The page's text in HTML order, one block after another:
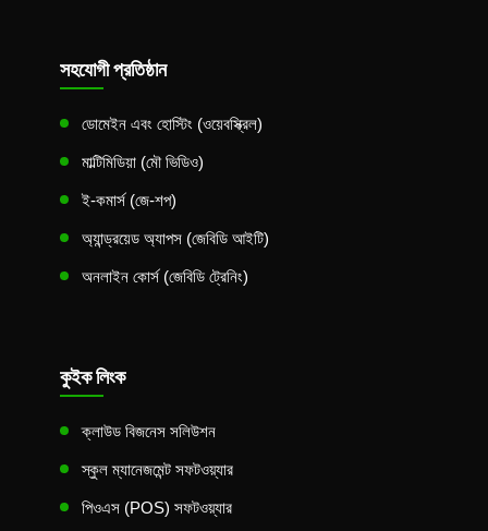
সহযোগী প্রতিষ্ঠান
ডোমেইন এবং হোস্টিং (ওয়েবস্ক্রিল)
মাল্টিমিডিয়া (মৌ ভিডিও)
ই-কমার্স (জে-শপ)
অ্যান্ড্রয়েড অ্যাপস (জেবিডি আইটি)
অনলাইন কোর্স (জেবিডি ট্রেনিং)
কুইক লিংক
ক্লাউড বিজনেস সলিউশন
স্কুল ম্যানেজমেন্ট সফটওয়্যার
পিওএস (POS) সফটওয়্যার